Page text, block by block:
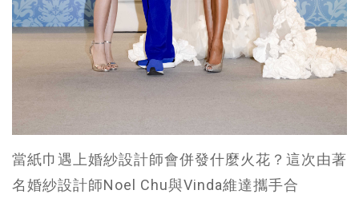
當紙巾遇上婚紗設計師會併發什麼火花？這次由著
名婚紗設計師Noel Chu與Vinda維達攜手合